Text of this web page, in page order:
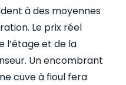
à des moyennes
Le prix réel
l’étage et de la
Un encombrant
cuve à fioul fera